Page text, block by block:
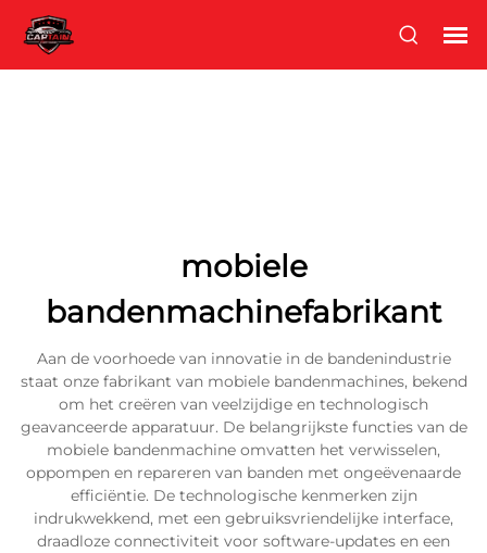
mobiele
bandenmachinefabrikant
Aan de voorhoede van innovatie in de bandenindustrie
staat onze fabrikant van mobiele bandenmachines, bekend
om het creëren van veelzijdige en technologisch
geavanceerde apparatuur. De belangrijkste functies van de
mobiele bandenmachine omvatten het verwisselen,
oppompen en repareren van banden met ongeëvenaarde
efficiëntie. De technologische kenmerken zijn
indrukwekkend, met een gebruiksvriendelijke interface,
draadloze connectiviteit voor software-updates en een